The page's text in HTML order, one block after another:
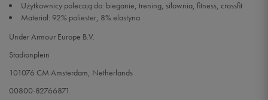
Użytkownicy polecają do: bieganie, trening, siłownia, fitness, crossfit
Materiał: 92% poliester, 8% elastyna
Under Armour Europe B.V.
Stadionplein
101076 CM Amsterdam, Netherlands
00800-82766871